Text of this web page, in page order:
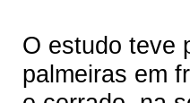
O estudo teve
palmeiras em